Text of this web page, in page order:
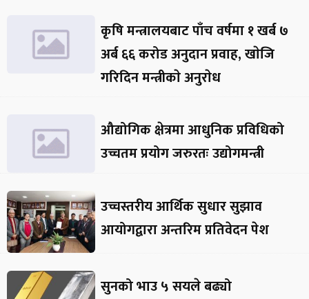
कृषि मन्त्रालयबाट पाँच वर्षमा १ खर्ब ७
अर्ब ६६ करोड अनुदान प्रवाह, खाेजि
गरिदिन मन्त्रीकाे अनुराेध
औद्योगिक क्षेत्रमा आधुनिक प्रविधिको
उच्चतम प्रयोग जरुरतः उद्योगमन्त्री
उच्चस्तरीय आर्थिक सुधार सुझाव
आयोगद्वारा अन्तरिम प्रतिवेदन पेश
सुनको भाउ ५ सयले बढ्यो